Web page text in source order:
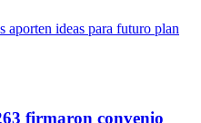
firmaron convenio